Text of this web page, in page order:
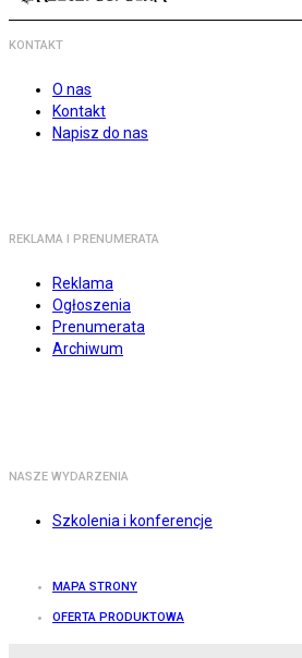
KONTAKT
O nas
Kontakt
Napisz do nas
REKLAMA I PRENUMERATA
Reklama
Ogłoszenia
Prenumerata
Archiwum
NASZE WYDARZENIA
Szkolenia i konferencje
MAPA STRONY
OFERTA PRODUKTOWA